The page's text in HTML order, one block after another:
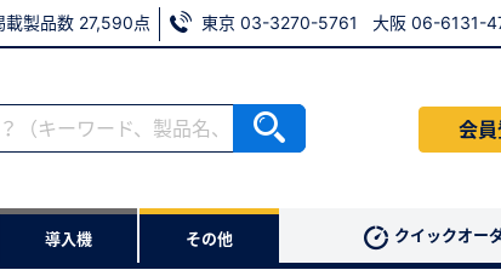
載製品数 27,590点 東京 03-3270-5761 大阪 06-6131-
会
導入機 その他 クイックオー
会員の方